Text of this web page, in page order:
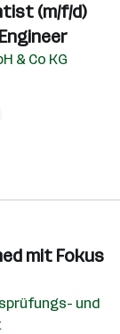
(m/f/d)
& Co KG
mit Fokus
und